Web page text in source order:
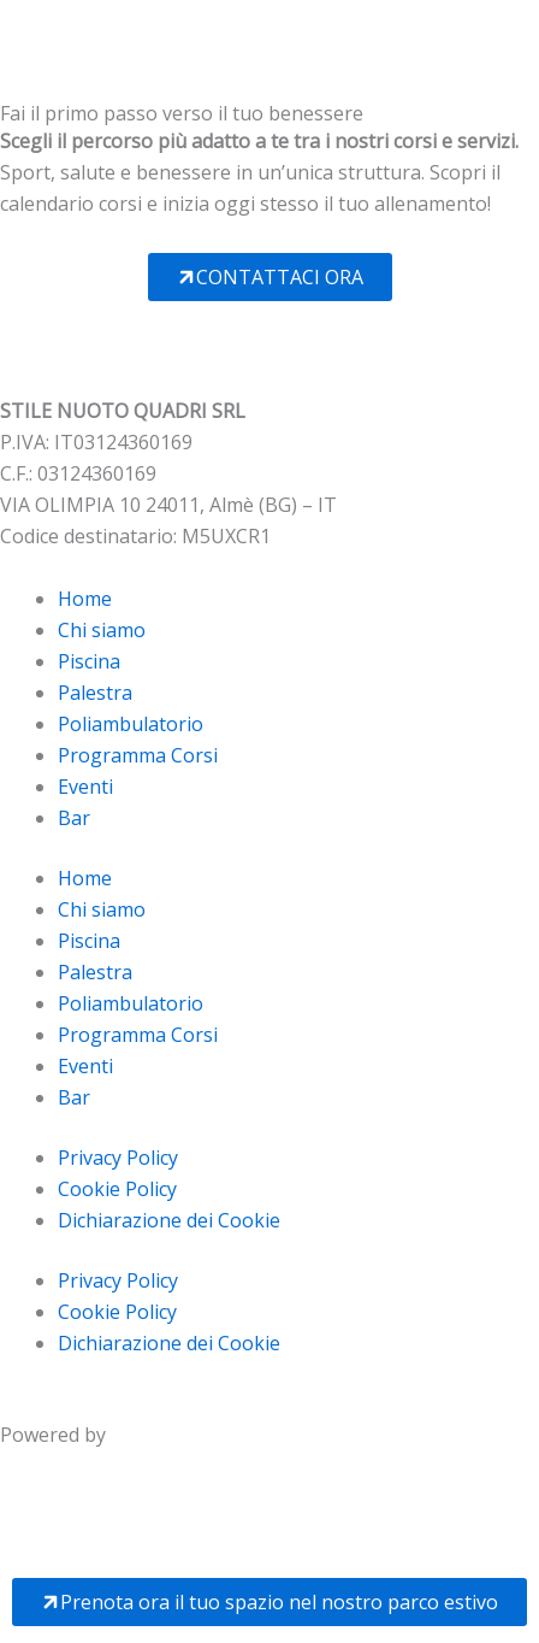
Fai il primo passo verso il tuo benessere
Scegli il percorso più adatto a te tra i nostri corsi e servizi.
Sport, salute e benessere in un’unica struttura. Scopri il
calendario corsi e inizia oggi stesso il tuo allenamento!
CONTATTACI ORA
STILE NUOTO QUADRI SRL
P.IVA: IT03124360169
C.F.: 03124360169
VIA OLIMPIA 10 24011, Almè (BG) – IT
Codice destinatario: M5UXCR1
Home
Chi siamo
Piscina
Palestra
Poliambulatorio
Programma Corsi
Eventi
Bar
Home
Chi siamo
Piscina
Palestra
Poliambulatorio
Programma Corsi
Eventi
Bar
Privacy Policy
Cookie Policy
Dichiarazione dei Cookie
Privacy Policy
Cookie Policy
Dichiarazione dei Cookie
Powered by
Prenota ora il tuo spazio nel nostro parco estivo